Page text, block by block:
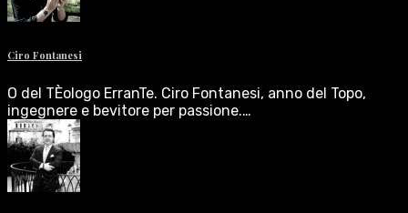
Ciro Fontanesi
O del TÈologo ErranTe. Ciro Fontanesi, anno del Topo,
ingegnere e bevitore per passione.…